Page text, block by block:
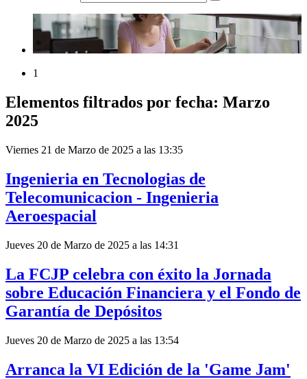
1
Elementos filtrados por fecha: Marzo
2025
Viernes 21 de Marzo de 2025 a las 13:35
Ingenieria en Tecnologias de
Telecomunicacion - Ingenieria
Aeroespacial
Jueves 20 de Marzo de 2025 a las 14:31
La FCJP celebra con éxito la Jornada
sobre Educación Financiera y el Fondo de
Garantía de Depósitos
Jueves 20 de Marzo de 2025 a las 13:54
Arranca la VI Edición de la 'Game Jam'